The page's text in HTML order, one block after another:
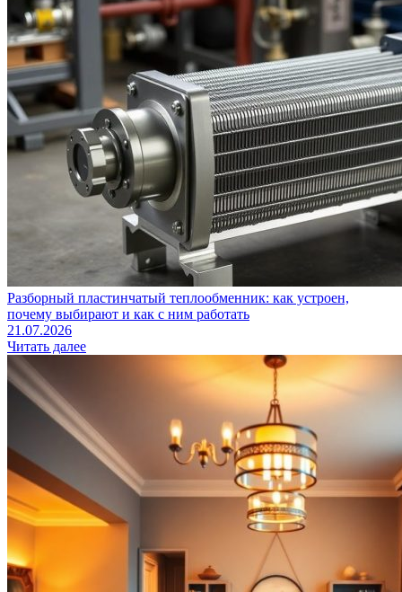
Разборный пластинчатый теплообменник: как устроен,
почему выбирают и как с ним работать
21.07.2026
Читать далее